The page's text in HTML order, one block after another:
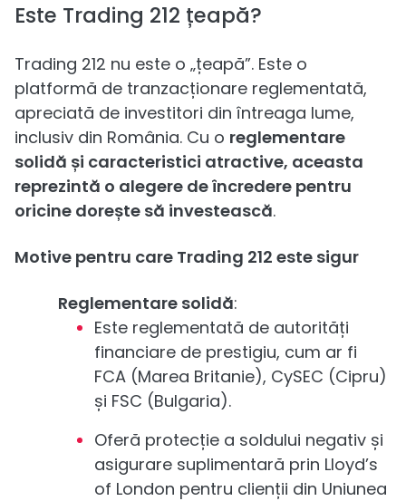
Este Trading 212 țeapă?
Trading 212 nu este o „țeapă”. Este o
platformă de tranzacționare reglementată,
apreciată de investitori din întreaga lume,
inclusiv din România. Cu o reglementare
solidă și caracteristici atractive, aceasta
reprezintă o alegere de încredere pentru
oricine dorește să investească.
Motive pentru care Trading 212 este sigur
Reglementare solidă:
Este reglementată de autorități
financiare de prestigiu, cum ar fi
FCA (Marea Britanie), CySEC (Cipru)
și FSC (Bulgaria).
Oferă protecție a soldului negativ și
asigurare suplimentară prin Lloyd’s
of London pentru clienții din Uniunea